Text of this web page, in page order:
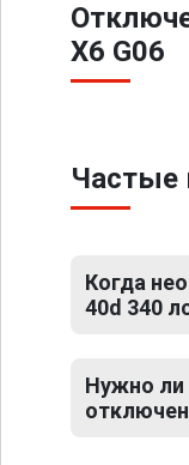
X6 G06
Частые
Когда
40d 340
Нужно ли